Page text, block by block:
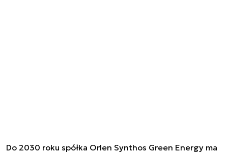
Do 2030 roku spółka Orlen Synthos Green Energy ma